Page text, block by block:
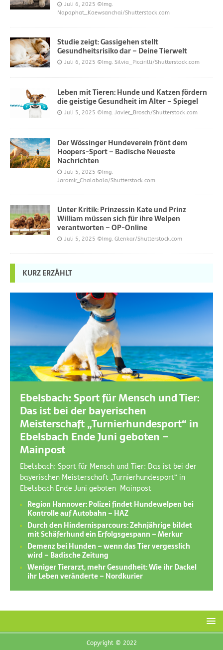
Juli 6, 2025 ©Img.
Napaphat_Kaewsanchai/Shutterstock.com
Studie zeigt: Gassigehen stellt
Gesundheitsrisiko dar – Deine Tierwelt
Juli 6, 2025 ©Img. Silvia_Piccirilli/Shutterstock.com
Leben mit Tieren: Hunde und Katzen fördern
die geistige Gesundheit im Alter – Spiegel
Juli 5, 2025 ©Img. Javier_Brosch/Shutterstock.com
Der Wössinger Hundeverein frönt dem
Hoopers-Sport – Badische Neueste
Nachrichten
Juli 5, 2025 ©Img.
Jaromir_Chalabala/Shutterstock.com
Unter Kritik: Prinzessin Kate und Prinz
William müssen sich für ihre Welpen
verantworten – OP-Online
Juli 5, 2025 ©Img. Glenkar/Shutterstock.com
KURZ ERZÄHLT
Ebelsbach: Sport für Mensch und Tier:
Das ist bei der bayerischen
Meisterschaft „Turnierhundesport“ in
Ebelsbach Ende Juni geboten –
Mainpost
Ebelsbach: Sport für Mensch und Tier: Das ist bei der
bayerischen Meisterschaft „Turnierhundesport“ in
Ebelsbach Ende Juni geboten Mainpost
Region Hannover: Polizei findet Hundewelpen bei
Kontrolle auf Autobahn – HAZ
Durch den Hindernisparcours: Zehnjährige bildet
mit Schäferhund ein Erfolgsgespann – Merkur
Demenz bei Hunden – wenn das Tier vergesslich
wird – Badische Zeitung
Weniger Tierarzt, mehr Gesundheit: Wie ihr Dackel
ihr Leben veränderte – Nordkurier
Copyright © 2022